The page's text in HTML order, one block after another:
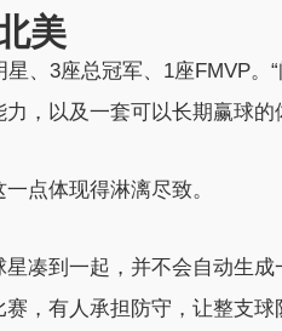
美
、3座总冠军、1座FMVP
，以及一套可以长期赢球的
点体现得淋漓尽致。
凑到一起，并不会自动生
，有人承担防守，让整支